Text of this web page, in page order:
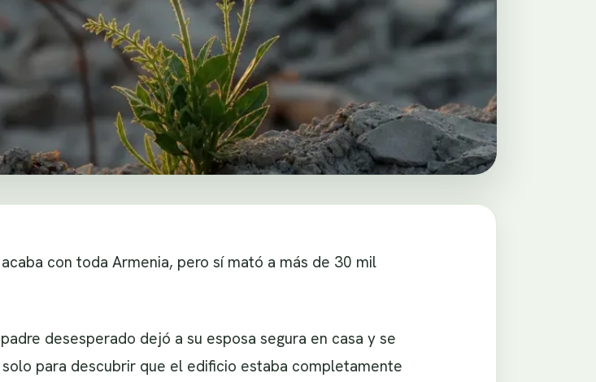
con toda Armenia, pero sí mató a más de 30 mil
desesperado dejó a su esposa segura en casa y se
para descubrir que el edificio estaba completamente